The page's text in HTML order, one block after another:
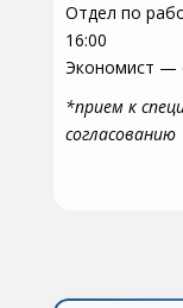
Отдел по
16:00
Экономист —
*прием к
согласованию